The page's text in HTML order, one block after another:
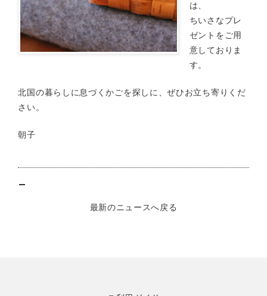
は、
ちいさなプレ
ゼントをご用
意しておりま
す。
北国の暮らしに息づくかごを探しに、ぜひお立ち寄りくだ
さい。
朝子
最新のニュースへ戻る